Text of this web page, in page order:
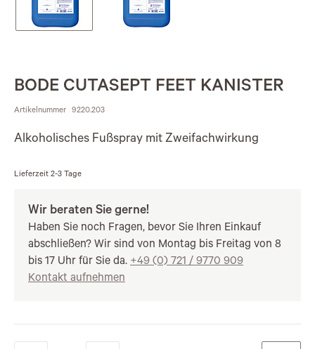
BODE CUTASEPT FEET KANISTER
Artikelnummer 9220.203
Alkoholisches Fußspray mit Zweifachwirkung
Lieferzeit 2-3 Tage
Wir beraten Sie gerne!
Haben Sie noch Fragen, bevor Sie Ihren Einkauf
abschließen? Wir sind von Montag bis Freitag von 8
bis 17 Uhr für Sie da. +49 (0) 721 / 9770 909
Kontakt aufnehmen